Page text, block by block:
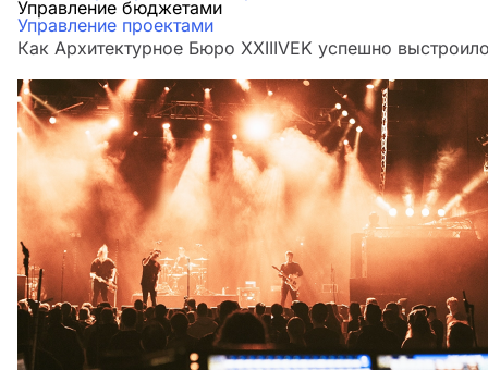
Управление бюджетами
Управление проектами
Как Архитектурное Бюро XXIIIVEK успешно